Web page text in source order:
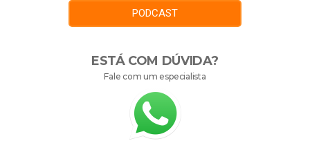
PODCAST
ESTÁ COM DÚVIDA?
Fale com um especialista